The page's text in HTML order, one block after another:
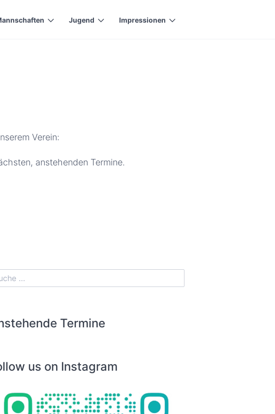
Jugend Impressionen
Verein:
anstehenden Termine.
Termine
us on Instagram